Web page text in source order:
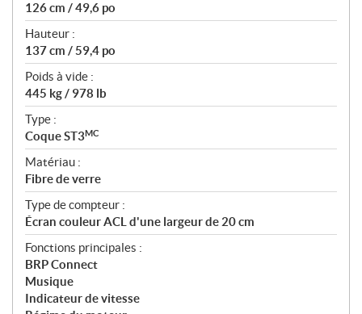
126 cm / 49,6 po
Hauteur :
137 cm / 59,4 po
Poids à vide :
445 kg / 978 lb
Type :
Coque ST3MC
Matériau :
Fibre de verre
Type de compteur :
Écran couleur ACL d'une largeur de 20 cm
Fonctions principales :
BRP Connect
Musique
Indicateur de vitesse